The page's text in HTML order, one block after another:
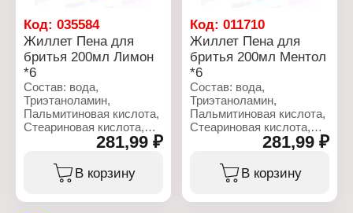
кассеты
Назначение: для станка
Особенность: с
увлажняющей полоской
Количество лезвий: 5
лезвий
Комплектация: 8 шт
Код: 035584
Жиллет Пена для
бритья 200мл Лимон
*6
Состав: вода,
Триэтаноламин,
Пальмитиновая кислота,
Стеариновая кислота,
Изобутан, Лаурет-23,
Лаурилсульфат натрия,
Пропан, Парфюмерная
композиция, Лимонен,
281,99 ₽
В корзину
Код:011710
Жиллет Пена для
бритья 200мл Ментол
*6
Состав: вода,
Триэтаноламин,
Пальмитиновая кислота,
Стеариновая кислота,
Изобутан, Лаурет-23,
Лаурилсульфат натрия,
Пропан, Ментол,
Парфюмерная
281,99 ₽
В корзину